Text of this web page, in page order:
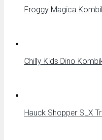
Froggy Magica
Chilly Kids Dino
Hauck Shopper SLX